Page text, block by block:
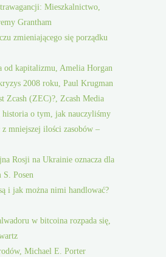
Mieszkalnictwo,
Grantham
zmieniającego się porządku
od kapitalizmu, Amelia Horgan
2008 roku, Paul Krugman
Zcash (ZEC)?, Zcash Media
historia o tym, jak nauczyliśmy
mniejszej ilości zasobów –
Rosji na Ukrainie oznacza dla
Posen
i jak można nimi handlować?
w bitcoina rozpada się,
Michael E. Porter